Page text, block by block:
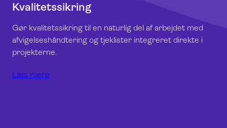
Kvalitetssikring
Gør kvalitetssikring til en naturlig del af arbejdet med
afvigelseshåndtering og tjeklister integreret direkte i
projekterne.
Læs mere